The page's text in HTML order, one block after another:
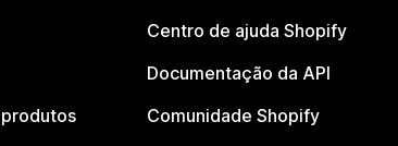
Centro de ajuda Shopify
Documentação da API
Comunidade Shopify